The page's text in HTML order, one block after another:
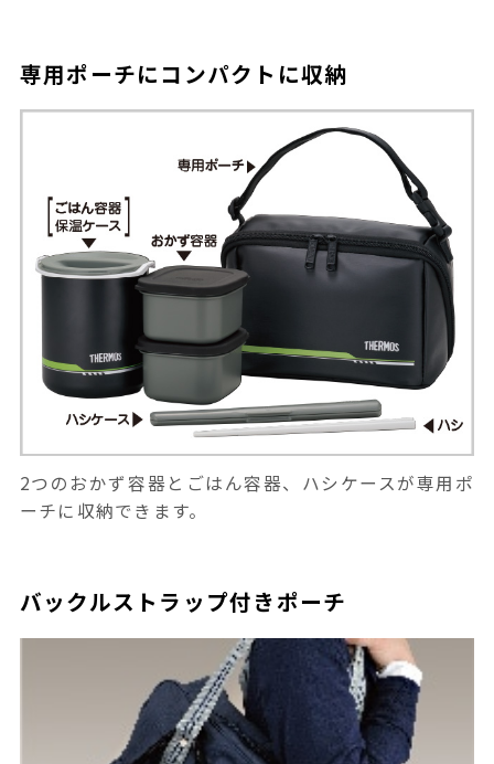
専用ポーチにコンパクトに収納
2つのおかず容器とごはん容器、ハシケースが専用ポ
ーチに収納できます。
バックルストラップ付きポーチ